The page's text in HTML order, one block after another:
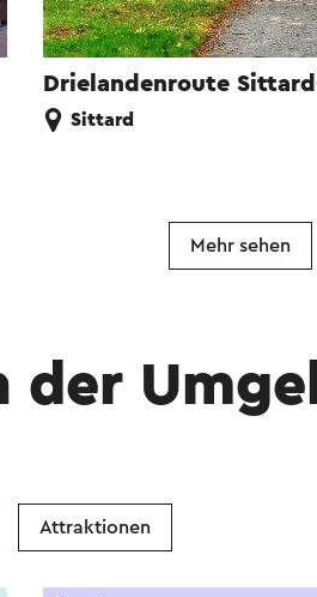
Drielandenroute
Sittard
Mehr sehen
der
Attraktionen